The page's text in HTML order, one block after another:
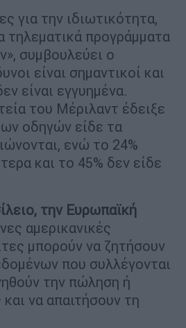
για την ιδιωτικότητα,
τηλεματικά προγράμματα
συμβουλεύει ο
είναι σημαντικοί και
είναι εγγυημένα.
του Μέριλαντ έδειξε
οδηγών είδε τα
ενώ το 24%
και το 45% δεν είδε
την Ευρωπαϊκή
αμερικανικές
μπορούν να ζητήσουν
που συλλέγονται
την πώληση ή
να απαιτήσουν τη